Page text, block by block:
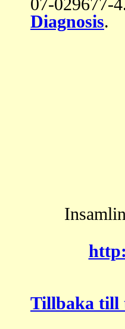
07-029677-
Diagnosis.
Tillbaka till